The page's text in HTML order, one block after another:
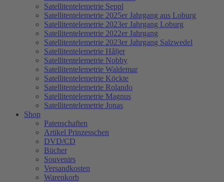
Satellitentelemetrie Seppl
Satellitentelemetrie 2025er Jahrgang aus Loburg
Satellitentelemetrie 2023er Jahrgang Loburg
Satellitentelemetrie 2022er Jahrgang
Satellitentelemetrie 2023er Jahrgang Salzwedel
Satellitentelemetrie Håljer
Satellitentelemetrie Nobby
Satellitentelemetrie Waldemar
Satellitentelemetrie Köckte
Satellitentelemetrie Rolando
Satellitentelemetrie Magnus
Satellitentelemetrie Jonas
Shop
Patenschaften
Artikel Prinzesschen
DVD/CD
Bücher
Souvenirs
Versandkosten
Warenkorb